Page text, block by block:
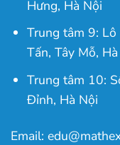
Hưng, Hà Nội
Trung tâm 9:
Tấn, Tây Mỗ,
Trung tâm 10:
Đỉnh, Hà Nội
Email: